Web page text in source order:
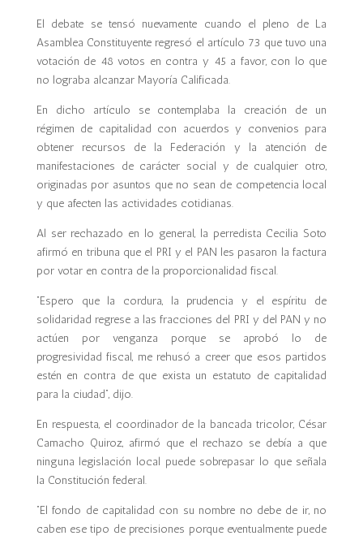
El debate se tensó nuevamente cuando el pleno de La
Asamblea Constituyente regresó el artículo 73 que tuvo una
votación de 48 votos en contra y 45 a favor, con lo que
no lograba alcanzar Mayoría Calificada.
En dicho artículo se contemplaba la creación de un
régimen de capitalidad con acuerdos y convenios para
obtener recursos de la Federación y la atención de
manifestaciones de carácter social y de cualquier otro,
originadas por asuntos que no sean de competencia local
y que afecten las actividades cotidianas.
Al ser rechazado en lo general, la perredista Cecilia Soto
afirmó en tribuna que el PRI y el PAN les pasaron la factura
por votar en contra de la proporcionalidad fiscal.
“Espero que la cordura, la prudencia y el espíritu de
solidaridad regrese a las fracciones del PRI y del PAN y no
actúen por venganza porque se aprobó lo de
progresividad fiscal, me rehusó a creer que esos partidos
estén en contra de que exista un estatuto de capitalidad
para la ciudad”, dijo.
En respuesta, el coordinador de la bancada tricolor, César
Camacho Quiroz, afirmó que el rechazo se debía a que
ninguna legislación local puede sobrepasar lo que señala
la Constitución federal.
“El fondo de capitalidad con su nombre no debe de ir, no
caben ese tipo de precisiones porque eventualmente puede